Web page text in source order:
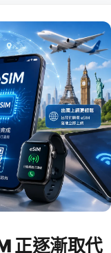
正逐漸取代